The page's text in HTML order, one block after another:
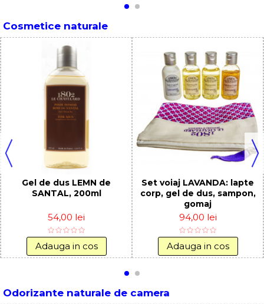
Cosmetice naturale
Gel de dus LEMN de
SANTAL, 200ml
54,00 lei
Adauga in cos
Set voiaj LAVANDA: lapte
corp, gel de dus, sampon,
gomaj
94,00 lei
Adauga in cos
Odorizante naturale de camera